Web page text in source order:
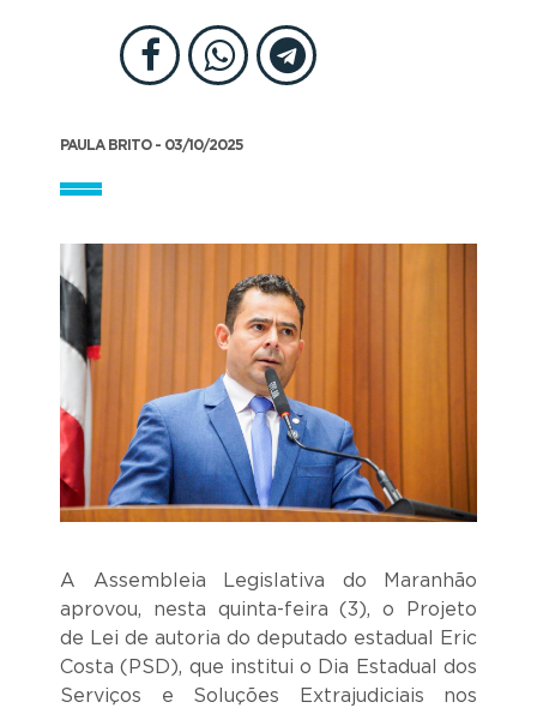
PAULA BRITO - 03/10/2025
A Assembleia Legislativa do Maranhão
aprovou, nesta quinta-feira (3), o Projeto
de Lei de autoria do deputado estadual Eric
Costa (PSD), que institui o Dia Estadual dos
Serviços e Soluções Extrajudiciais nos